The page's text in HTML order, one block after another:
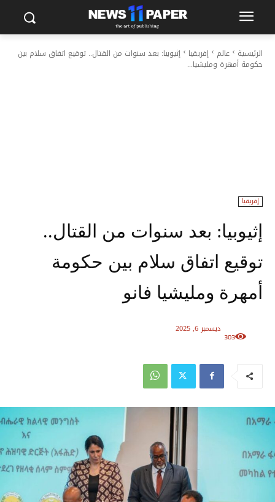
الرئيسية عالم إفريقيا
إثيوبيا: بعد سنوات من القتال.. توقيع اتفاق سلام بين
حكومة أمهرة ومليشيا...
إفريقيا
إثيوبيا: بعد سنوات من القتال..
توقيع اتفاق سلام بين حكومة
أمهرة ومليشيا فانو
ديسمبر 6, 2025
303